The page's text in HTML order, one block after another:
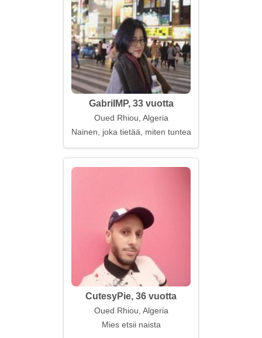
GabriIMP, 33 vuotta
Oued Rhiou, Algeria
Nainen, joka tietää, miten tuntea
CutesyPie, 36 vuotta
Oued Rhiou, Algeria
Mies etsii naista